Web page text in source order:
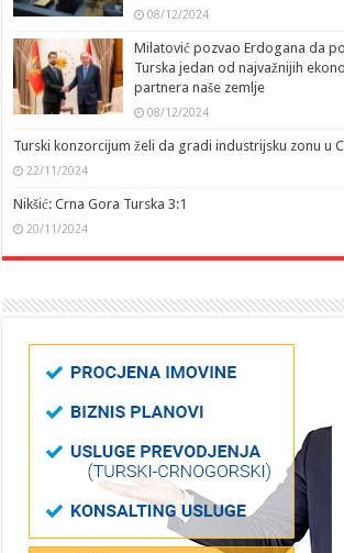
08/12/2024
Milatović pozvao Erdogana da
Turska jedan od najvažnijih
partnera naše zemlje
08/12/2024
Turski konzorcijum želi da gradi industrijsku zonu u
22/11/2024
Nikšić: Crna Gora Turska 3:1
20/11/2024